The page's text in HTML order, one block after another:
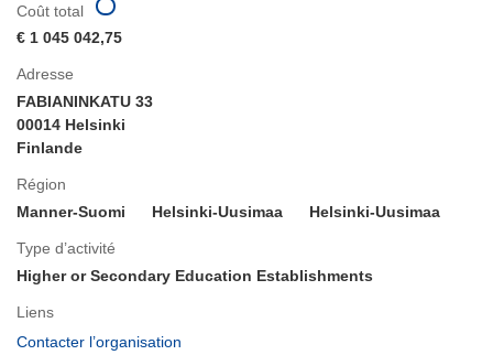
Adresse
FABIANINKATU 33
00014 Helsinki
Finlande
Région
Manner-Suomi
Helsinki-Uusimaa Helsinki-Uusimaa
Type d’activité
Higher or Secondary Education Establishments
Liens
Contacter l’organisation
Coût total
€ 1 045 042,75